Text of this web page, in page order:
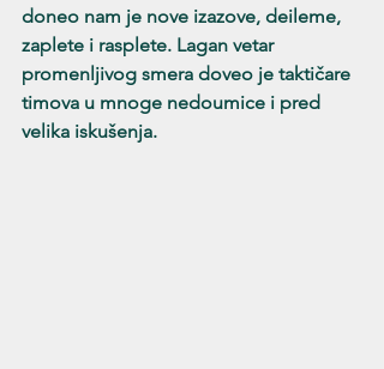
doneo nam je nove izazove, deileme,
zaplete i rasplete. Lagan vetar
promenljivog smera doveo je taktičare
timova u mnoge nedoumice i pred
velika iskušenja.